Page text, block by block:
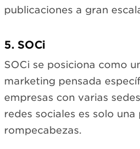
publicaciones a gran
5. SOCi
SOCi se posiciona como
marketing pensada
empresas con varias
redes sociales es solo una
rompecabezas.